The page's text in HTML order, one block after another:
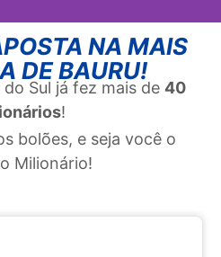
NA MAIS
DE BAURU!
Sul já fez mais de 40
!
bolões, e seja você o
Milionário!